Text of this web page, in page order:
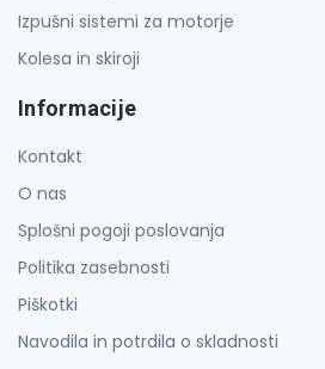
Izpušni sistemi za motorje
Kolesa in skiroji
Informacije
Kontakt
O nas
Splošni pogoji poslovanja
Politika zasebnosti
Piškotki
Navodila in potrdila o skladnosti